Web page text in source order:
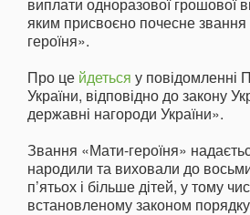
виплати одноразової грошової
яким присвоєно почесне
героїня».
Про це йдеться у повідомленні
України, відповідно до закону
державні нагороди України».
Звання «Мати-героїня»
народили та виховали до
п’ятьох і більше дітей, у тому
встановленому законом